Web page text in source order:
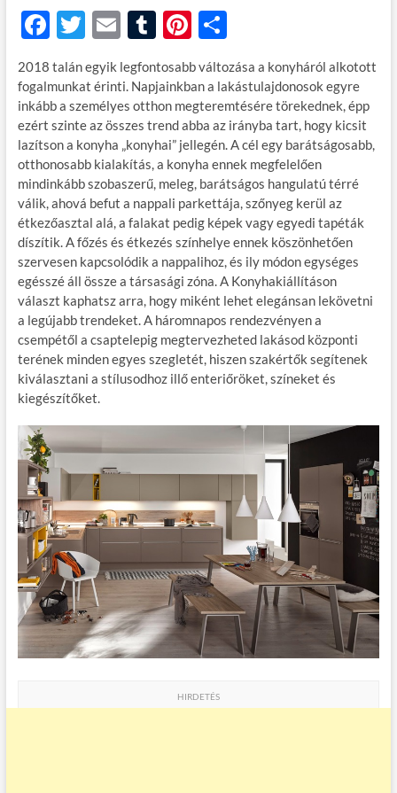
F
ac
e
b
o
o
k
T
itt
er
E
m
ail
T
u
m
bl
r
Pi
nt
er
es
t
O
ss
za
m
e
g
2018 talán egyik legfontosabb változása a konyháról alkotott
fogalmunkat érinti. Napjainkban a lakástulajdonosok egyre
inkább a személyes otthon megteremtésére törekednek, épp
ezért szinte az összes trend abba az irányba tart, hogy kicsit
lazítson a konyha „konyhai” jellegén. A cél egy barátságosabb,
otthonosabb kialakítás, a konyha ennek megfelelően
mindinkább szobaszerű, meleg, barátságos hangulatú térré
válik, ahová befut a nappali parkettája, szőnyeg kerül az
étkezőasztal alá, a falakat pedig képek vagy egyedi tapéták
díszítik. A főzés és étkezés színhelye ennek köszönhetően
szervesen kapcsolódik a nappalihoz, és ily módon egységes
egésszé áll össze a társasági zóna. A Konyhakiállításon
választ kaphatsz arra, hogy miként lehet elegánsan lekövetni
a legújabb trendeket. A háromnapos rendezvényen a
csempétől a csaptelepig megtervezheted lakásod központi
terének minden egyes szegletét, hiszen szakértők segítenek
kiválasztani a stílusodhoz illő enteriőröket, színeket és
kiegészítőket.
HIRDETÉS